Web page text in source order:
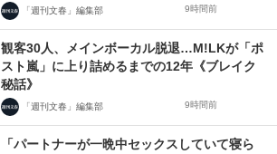
「週刊文春」編集部 9時間前
観客30人、メインボーカル脱退…M!LKが「ポ
スト嵐」に上り詰めるまでの12年《ブレイク
秘話》
「週刊文春」編集部 9時間前
「パートナーが一晩中セックスしていて寝ら